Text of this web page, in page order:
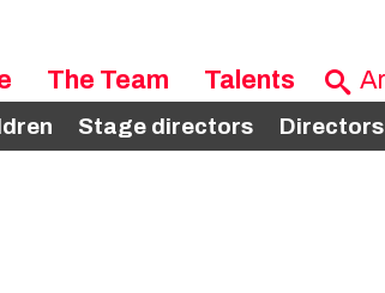
The Team Talents
Stage directors Directors